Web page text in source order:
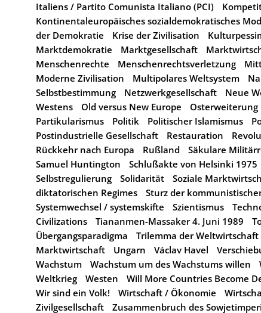
Italiens / Partito Comunista Italiano (PCI)
Kontinentaleuropäisches sozialdemokratisches
der Demokratie
Krise der Zivilisation
Marktdemokratie
Marktgesellschaft
Menschenrechte
Menschenrechtsverletzung
Moderne Zivilisation
Multipolares Weltsystem
Selbstbestimmung
Netzwerkgesellschaft Neue
Westens
Old versus New Europe Osterweiterung
Partikularismus
Politik Politischer Islamismus
Postindustrielle Gesellschaft
Restauration
Rückkehr nach Europa
Rußland Säkulare
Samuel Huntington
Schlußakte von Helsinki 1975
Selbstregulierung
Solidarität Soziale
diktatorischen Regimes
Sturz der
Systemwechsel / systemskifte
Szientismus
Civilizations
Tiananmen-Massaker 4. Juni 1989
Übergangsparadigma
Trilemma der Weltwirtschaft
Marktwirtschaft
Ungarn Václav Havel
Wachstum
Wachstum um des Wachstums willen
Weltkrieg
Westen Will More Countries Become
Wir sind ein Volk!
Wirtschaft / Ökonomie
Zivilgesellschaft
Zusammenbruch des